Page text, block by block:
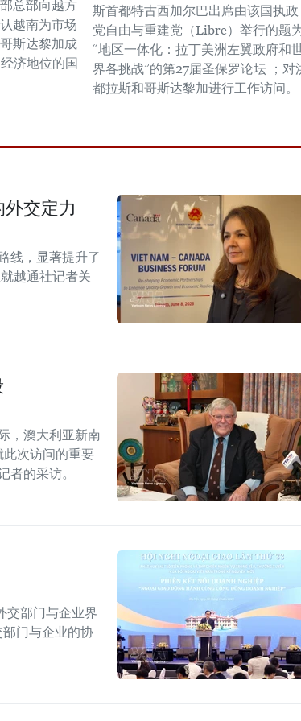
总部向越方
越南为市场
斯达黎加成
济地位的国
斯首都特古西加尔巴出席由该国执政
党自由与重建党（Libre）举行的题
“地区一体化：拉丁美洲左翼政府和
界各挑战”的第27届圣保罗论坛 ；对
都拉斯和哥斯达黎加进行工作访问。
交定力
线，显著提升了
越通社记者关
，澳大利亚新南
此次访问的重要
者的采访。
交部门与企业界
门与企业的协